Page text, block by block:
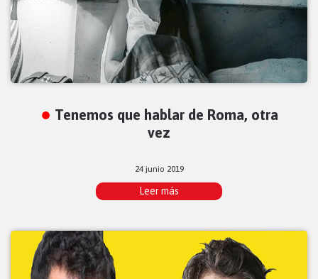
Tenemos que hablar de Roma, otra
vez
24 junio 2019
Leer más